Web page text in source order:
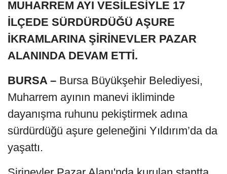
MUHARREM AYI VESİLESİYLE 17
İLÇEDE SÜRDÜRDÜĞÜ AŞURE
İKRAMLARINA ŞİRİNEVLER PAZAR
ALANINDA DEVAM ETTİ.
BURSA – Bursa Büyükşehir Belediyesi,
Muharrem ayının manevi ikliminde
dayanışma ruhunu pekiştirmek adına
sürdürdüğü aşure geleneğini Yıldırım’da da
yaşattı.